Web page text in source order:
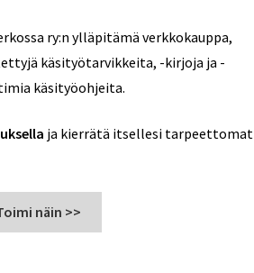
ry:n ylläpitämä verkkokauppa,
käsityötarvikkeita, -kirjoja ja -
käsityöohjeita.
ja kierrätä itsellesi tarpeettomat
näin >>